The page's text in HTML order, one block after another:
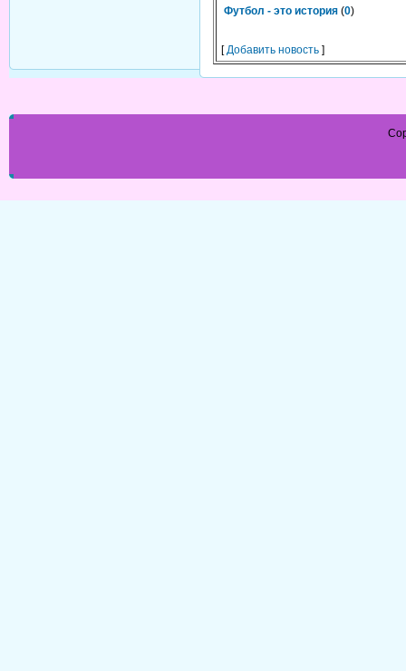
Футбол - это история (0)
[Добавить новость ]